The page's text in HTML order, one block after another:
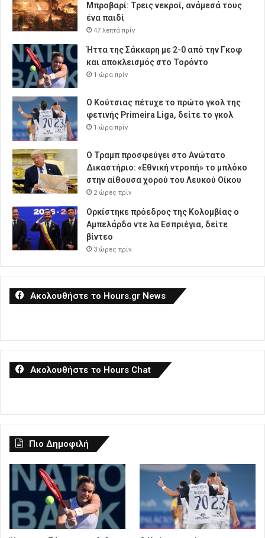
Μπροβαρί: Τρεις νεκροί, ανάμεσά τους
ένα παιδί
47 λεπτά πρίν
Ήττα της Σάκκαρη με 2-0 από την Γκοφ
και αποκλεισμός στο Τορόντο
1 ώρα πρίν
Ο Κούτσιας πέτυχε το πρώτο γκολ της
φετινής Primeira Liga, δείτε το γκολ
1 ώρα πρίν
Ο Τραμπ προσφεύγει στο Ανώτατο
Δικαστήριο: «Εθνική ντροπή» το μπλόκο
στην αίθουσα χορού του Λευκού Οίκου
2 ώρες πρίν
Ορκίστηκε πρόεδρος της Κολομβίας ο
Αμπελάρδο ντε λα Εσπριέγια, δείτε
βίντεο
3 ώρες πρίν
Ακολουθήστε το Hours.gr News
Ακολουθήστε το Hours Chat
Πιο Δημοφιλή